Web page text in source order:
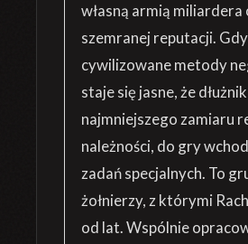
własną armią miliardera
szemranej reputacji.
cywilizowane metody
staje się jasne, że
najmniejszego zamiaru
należności, do gry
zadań specjalnych. To
żołnierzy, z którymi
od lat. Wspólnie